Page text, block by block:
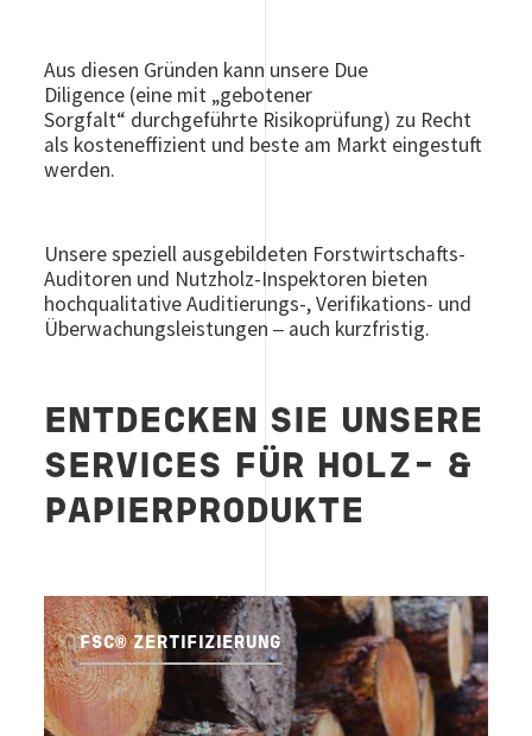
Aus diesen Gründen kann unsere Due
Diligence (eine mit „gebotener
Sorgfalt“ durchgeführte Risikoprüfung) zu Recht
als kosteneffizient und beste am Markt eingestuft
werden.
Unsere speziell ausgebildeten Forstwirtschafts-
Auditoren und Nutzholz-Inspektoren bieten
hochqualitative Auditierungs-, Verifikations- und
Überwachungsleistungen– auch kurzfristig.
ENTDECKEN SIE UNSERE
SERVICES FÜR HOLZ- &
PAPIERPRODUKTE
FSC® ZERTIFIZIERUNG